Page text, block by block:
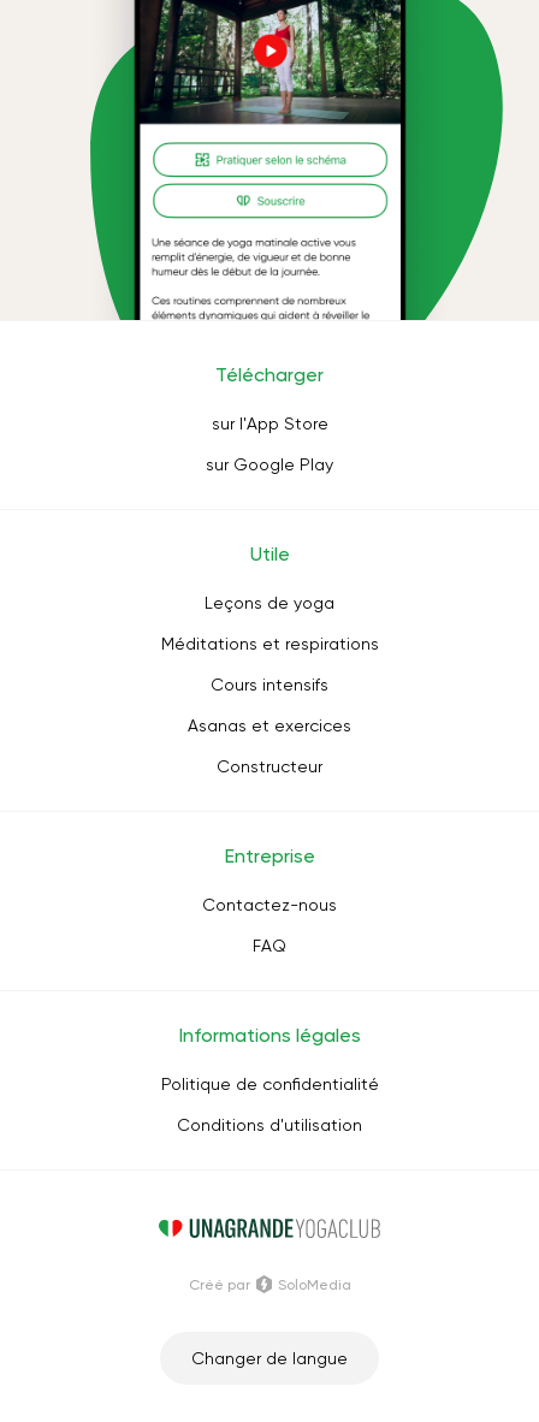
Télécharger
sur l'App Store
sur Google Play
Utile
Leçons de yoga
Méditations et respirations
Cours intensifs
Asanas et exercices
Constructeur
Entreprise
Contactez-nous
FAQ
Informations légales
Politique de confidentialité
Conditions d'utilisation
Changer de langue
Créé par SoloMedia